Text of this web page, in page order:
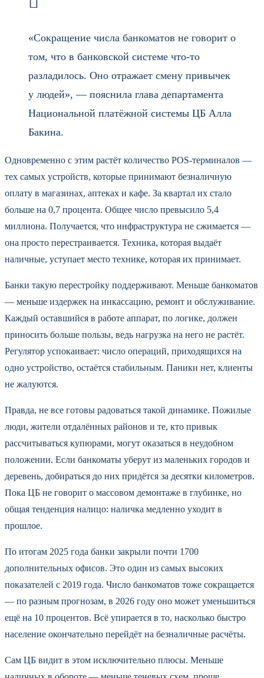
«Сокращение числа банкоматов не говорит о
том, что в банковской системе что-то
разладилось. Оно отражает смену привычек
у людей», — пояснила глава департамента
Национальной платёжной системы ЦБ Алла
Бакина.
Одновременно с этим растёт количество POS-терминалов —
тех самых устройств, которые принимают безналичную
оплату в магазинах, аптеках и кафе. За квартал их стало
больше на 0,7 процента. Общее число превысило 5,4
миллиона. Получается, что инфраструктура не сжимается —
она просто перестраивается. Техника, которая выдаёт
наличные, уступает место технике, которая их принимает.
Банки такую перестройку поддерживают. Меньше банкоматов
— меньше издержек на инкассацию, ремонт и обслуживание.
Каждый оставшийся в работе аппарат, по логике, должен
приносить больше пользы, ведь нагрузка на него не растёт.
Регулятор успокаивает: число операций, приходящихся на
одно устройство, остаётся стабильным. Паники нет, клиенты
не жалуются.
Правда, не все готовы радоваться такой динамике. Пожилые
люди, жители отдалённых районов и те, кто привык
рассчитываться купюрами, могут оказаться в неудобном
положении. Если банкоматы уберут из маленьких городов и
деревень, добираться до них придётся за десятки километров.
Пока ЦБ не говорит о массовом демонтаже в глубинке, но
общая тенденция налицо: наличка медленно уходит в
прошлое.
По итогам 2025 года банки закрыли почти 1700
дополнительных офисов. Это один из самых высоких
показателей с 2019 года. Число банкоматов тоже сокращается
— по разным прогнозам, в 2026 году оно может уменьшиться
ещё на 10 процентов. Всё упирается в то, насколько быстро
население окончательно перейдёт на безналичные расчёты.
Сам ЦБ видит в этом исключительно плюсы. Меньше